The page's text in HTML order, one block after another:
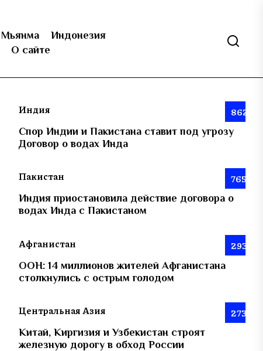
Мьянма
Индонезия
О сайте
Индия 862
Спор Индии и Пакистана ставит под угрозу
Договор о водах Инда
Пакистан 765
Индия приостановила действие договора о
водах Инда с Пакистаном
Афганистан 293
ООН: 14 миллионов жителей Афганистана
столкнулись с острым голодом
Центральная Азия 273
Китай, Киргизия и Узбекистан строят
железную дорогу в обход России